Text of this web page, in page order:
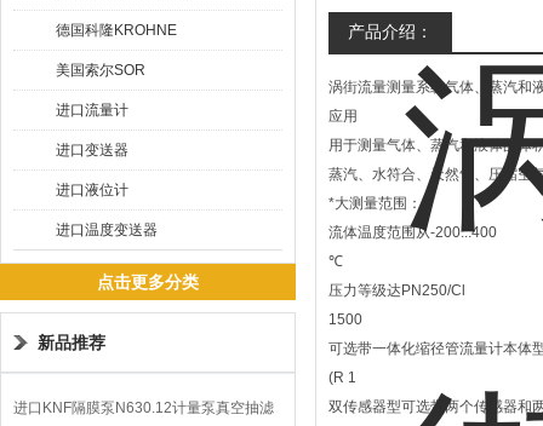
德国科隆KROHNE
美国索尔SOR
进口流量计
进口变送器
进口液位计
进口温度变送器
点击更多分类
新品推荐
进口KNF隔膜泵N630.12计量泵真空抽滤
产品介绍：
涡街流量测量系统气体、蒸汽和
应用
用于测量气体、蒸汽和液体的体
蒸汽、水符合、天然气、压缩空
*大测量范围：
流体温度范围从-200...400
℃
压力等级达PN250/Cl
1500
可选带一体化缩径管流量计本体
(R 1
双传感器型可选带两个传感器和